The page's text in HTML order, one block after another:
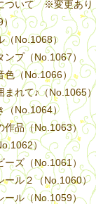
ついて ※変更あり
）
（No.1068）
ンプ（No.1067）
色（No.1066）
まれて♪（No.1065）
（No.1064）
作品（No.1063）
）
ーズ（No.1061）
ール２（No.1060）
ール（No.1059）